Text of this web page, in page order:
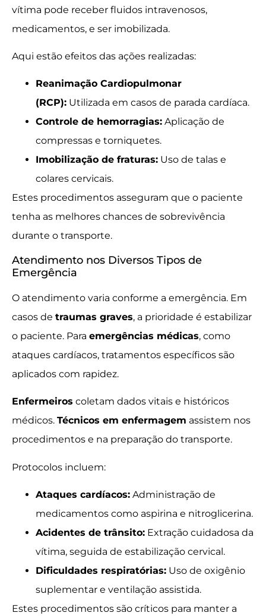
vítima pode receber fluidos intravenosos,
medicamentos, e ser imobilizada.
Aqui estão efeitos das ações realizadas:
Reanimação Cardiopulmonar
(RCP): Utilizada em casos de parada cardíaca.
Controle de hemorragias: Aplicação de
compressas e torniquetes.
Imobilização de fraturas: Uso de talas e
colares cervicais.
Estes procedimentos asseguram que o paciente
tenha as melhores chances de sobrevivência
durante o transporte.
Atendimento nos Diversos Tipos de
Emergência
O atendimento varia conforme a emergência. Em
casos de traumas graves, a prioridade é estabilizar
o paciente. Para emergências médicas, como
ataques cardíacos, tratamentos específicos são
aplicados com rapidez.
Enfermeiros coletam dados vitais e históricos
médicos. Técnicos em enfermagem assistem nos
procedimentos e na preparação do transporte.
Protocolos incluem:
Ataques cardíacos: Administração de
medicamentos como aspirina e nitroglicerina.
Acidentes de trânsito: Extração cuidadosa da
vítima, seguida de estabilização cervical.
Dificuldades respiratórias: Uso de oxigênio
suplementar e ventilação assistida.
Estes procedimentos são críticos para manter a